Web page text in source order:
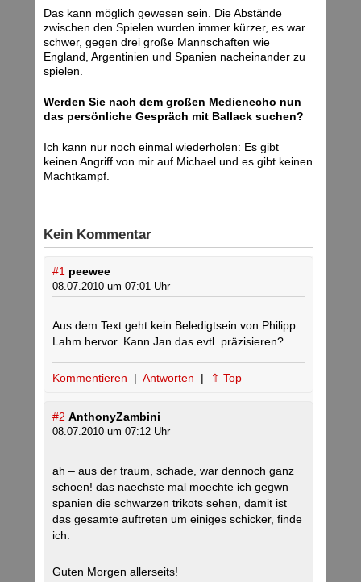
Das kann möglich gewesen sein. Die Abstände
zwischen den Spielen wurden immer kürzer, es war
schwer, gegen drei große Mannschaften wie
England, Argentinien und Spanien nacheinander zu
spielen.
Werden Sie nach dem großen Medienecho nun
das persönliche Gespräch mit Ballack suchen?
Ich kann nur noch einmal wiederholen: Es gibt
keinen Angriff von mir auf Michael und es gibt keinen
Machtkampf.
Kein Kommentar
#1 peewee
08.07.2010 um 07:01 Uhr
Aus dem Text geht kein Beledigtsein von Philipp
Lahm hervor. Kann Jan das evtl. präzisieren?
Kommentieren | Antworten | ⇑ Top
#2 AnthonyZambini
08.07.2010 um 07:12 Uhr
ah – aus der traum, schade, war dennoch ganz
schoen! das naechste mal moechte ich gegwn
spanien die schwarzen trikots sehen, damit ist
das gesamte auftreten um einiges schicker, finde
ich.
Guten Morgen allerseits!